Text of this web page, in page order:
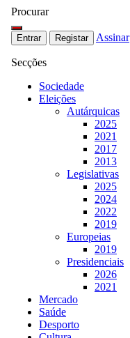
Procurar
Entrar Registar Assinar
Secções
Sociedade
Eleições
Autárquicas
2025
2021
2017
2013
Legislativas
2025
2024
2022
2019
Europeias
2019
Presidenciais
2026
2021
Mercado
Saúde
Desporto